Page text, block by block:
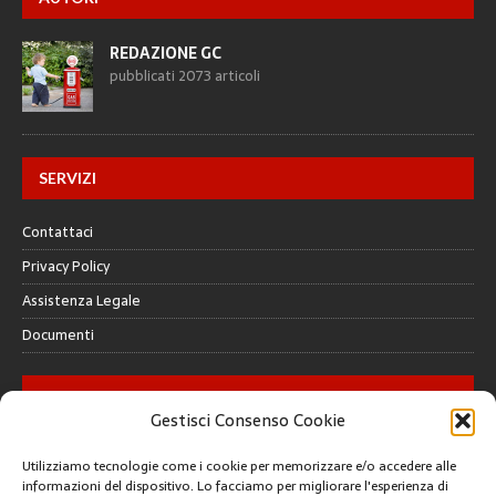
Gestisci Consenso Cookie
Utilizziamo tecnologie come i cookie per memorizzare e/o accedere alle
informazioni del dispositivo. Lo facciamo per migliorare l'esperienza di
REDAZIONE GC
pubblicati 2073 articoli
SERVIZI
Contattaci
Privacy Policy
Assistenza Legale
Documenti
GALLERY